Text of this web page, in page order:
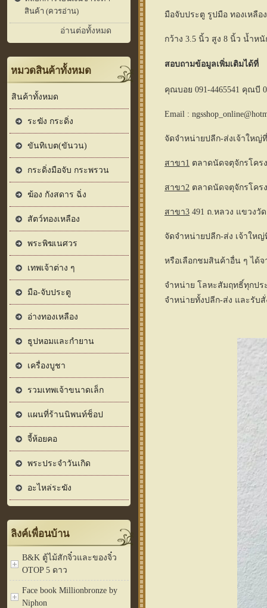
สินค้า (ควรอ่าน)
อ่านต่อทั้งหมด
หมวดสินค้าทั้งหมด
สินค้าทั้งหมด
ระฆัง กระดิ่ง
ขันทิเบต(ขันวน)
กระดิ่งมือจับ กระพรวน
ฆ้อง กังสดาร ฉิ่ง
สัตว์ทองเหลือง
พระพิฆเนศวร
เทพเจ้าต่าง ๆ
มือ-จับประตู
อ่างทองเหลือง
ธูปหอมและกำยาน
เครื่องบูชา
รวมเทพเจ้าขนาดเล็ก
แผนที่ร้านนิพนท์ช็อป
จี้ห้อยคอ
พระประจำวันเกิด
อะไหล่ระฆัง
ลิงค์เพื่อนบ้าน
B&K ตู้ไม้สักจิ๋วและของจิ๋ว
OTOP 5 ดาว
Face book Millionbronze by
Niphon
มือจับประตู รูปมือ ทองเหลื
กว้าง 3.5 นิ้ว สูง 8 นิ้ว น้ำหนั
สอบถามข้อมูลเพิ่มเติมได้ที่
คุณบอย 091-4465541 คุณบี
Email :
จัดจำหน่ายปลีก-ส่งเจ้าให
สาขา1 ตลาดนัดจตุจักรโครง
สาขา2 ตลาดนัดจตุจักรโคร
สาขา3 491 ถ.หลวง แขวงวั
จัดจำหน่ายปลีก-ส่ง เจ้าให
หรือเลือกชมสินค้าอื่น ๆ ได้
จำหน่าย โลหะสัมฤทธิ์ทุกปร
จำหน่ายทั้งปลีก-ส่ง และรับ